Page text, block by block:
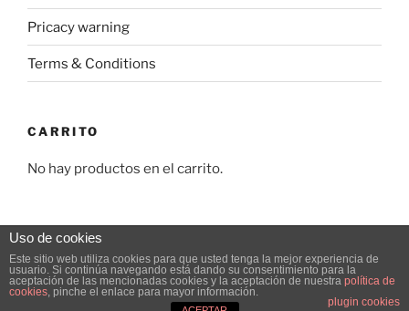
Pricacy warning
Terms & Conditions
CARRITO
No hay productos en el carrito.
Pricacy warning Funciona gracias a WordPress
Uso de cookies
Este sitio web utiliza cookies para que usted tenga la mejor experiencia de
usuario. Si continúa navegando está dando su consentimiento para la
aceptación de las mencionadas cookies y la aceptación de nuestra política de
cookies, pinche el enlace para mayor información.
plugin cookies